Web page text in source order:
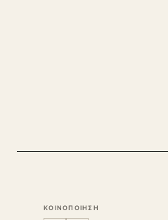
ΚΟΙΝΟΠΟΙΗΣΗ